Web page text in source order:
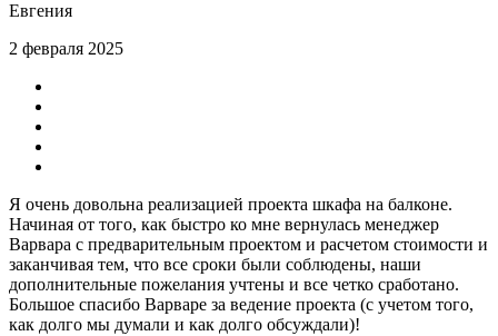
Евгения
2 февраля 2025
Я очень довольна реализацией проекта шкафа на балконе.
Начиная от того, как быстро ко мне вернулась менеджер
Варвара с предварительным проектом и расчетом стоимости и
заканчивая тем, что все сроки были соблюдены, наши
дополнительные пожелания учтены и все четко сработано.
Большое спасибо Варваре за ведение проекта (с учетом того,
как долго мы думали и как долго обсуждали)!